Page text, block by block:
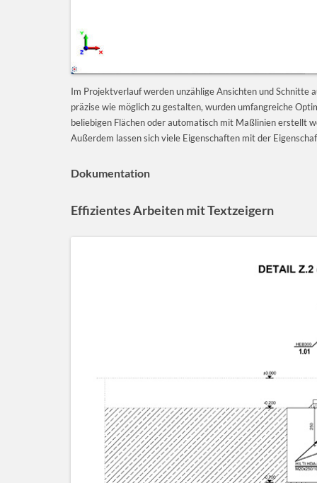
Im Projektverlauf werden unzählige Ansichten und Schnitte
präzise wie möglich zu gestalten, wurden umfangreiche
beliebigen Flächen oder automatisch mit Maßlinien erstellt
Außerdem lassen sich viele Eigenschaften mit der
Dokumentation
Effizientes Arbeiten mit Textzeigern